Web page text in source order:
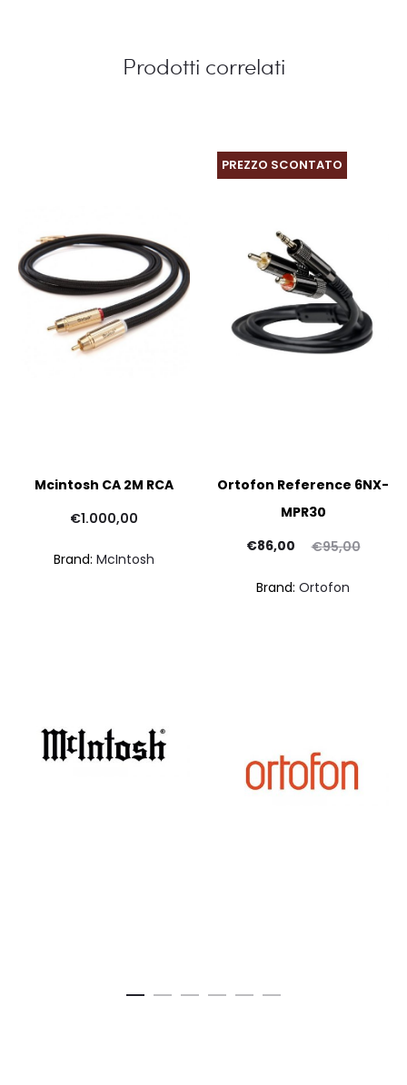
Prodotti correlati
Mcintosh CA 2M RCA
€1.000,00
Brand: McIntosh
PREZZO SCONTATO
Ortofon Reference 6NX-
MPR30
€95,00
Il
€86,00
Brand: Ortofon